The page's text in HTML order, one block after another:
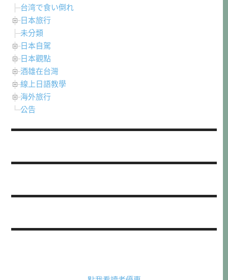
台湾で食い倒れ
日本旅行
未分類
日本自駕
日本觀點
酒雄在台灣
線上日語教學
海外旅行
公告